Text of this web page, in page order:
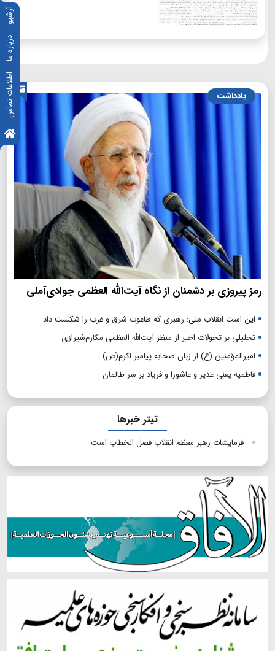
آرشیو
درباره ما
اطلاعات تماس یادداشت
رمز پیروزی بر دشمنان از نگاه آیت‌الله العظمی جوادی‌آملی
این است انقلاب ملی: رهبری که طاغوت شرق و غرب را شکست داد
تحلیلی بر تحولات اخیر از منظر آیت‌الله العظمی مکارم‌شیرازی
امیرالمؤمنین (ع) از زبان صحابه پیامبر اکرم(ص)
فاطمیه یعنی غدیر و عاشورا و فریاد بر سر ظالمان
تیتر خبرها
فرمایشات رهبر معظم انقلاب فصل الخطاب است